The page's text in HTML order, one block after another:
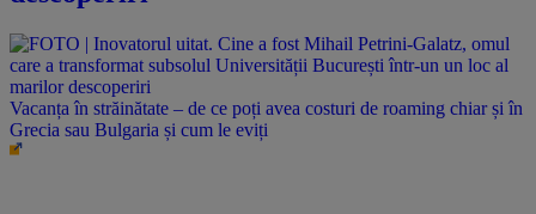
Vacanța în străinătate – de ce poți avea costuri de roaming chiar și în
Grecia sau Bulgaria și cum le eviți